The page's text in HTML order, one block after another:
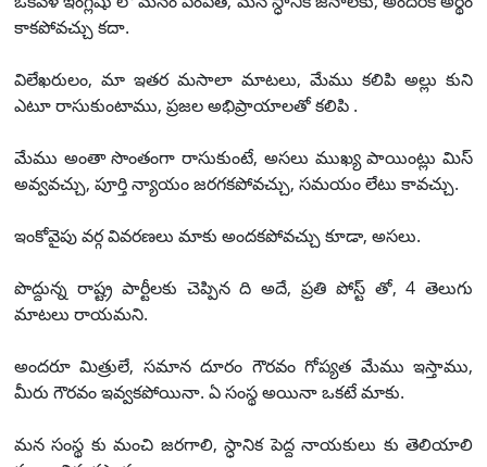
కాకపోవచ్చు కదా.
విలేఖరులం, మా ఇతర మసాలా మాటలు, మేము కలిపి అల్లు కుని
ఎటూ రాసుకుంటాము, ప్రజల అభిప్రాయాలతో కలిపి .
మేము అంతా సొంతంగా రాసుకుంటే, అసలు ముఖ్య పాయింట్లు మిస్
అవ్వవచ్చు, పూర్తి న్యాయం జరగకపోవచ్చు, సమయం లేటు కావచ్చు.
ఇంకోవైపు వర్గ వివరణలు మాకు అందకపోవచ్చు కూడా, అసలు.
పొద్దున్న రాష్ట్ర పార్టీలకు చెప్పిన ది అదే, ప్రతి పోస్ట్ తో, 4 తెలుగు
మాటలు రాయమని.
అందరూ మిత్రులే, సమాన దూరం గౌరవం గోప్యత మేము ఇస్తాము,
మీరు గౌరవం ఇవ్వకపోయినా. ఏ సంస్థ అయినా ఒకటే మాకు.
మన సంస్థ కు మంచి జరగాలి, స్ధానిక పెద్ద నాయకులు కు తెలియాలి